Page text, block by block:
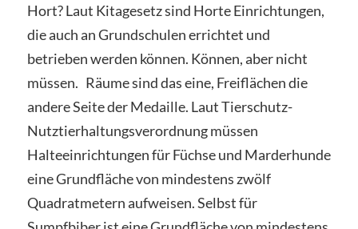
Hort? Laut Kitagesetz sind Horte Einrichtungen,
die auch an Grundschulen errichtet und
betrieben werden können. Können, aber nicht
müssen. Räume sind das eine, Freiflächen die
andere Seite der Medaille. Laut Tierschutz-
Nutztierhaltungsverordnung müssen
Halteeinrichtungen für Füchse und Marderhunde
eine Grundfläche von mindestens zwölf
Quadratmetern aufweisen. Selbst für